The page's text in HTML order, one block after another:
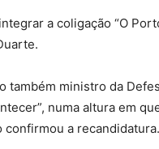
a coligação “O
também ministro da
numa altura em
confirmou a recandidatura.